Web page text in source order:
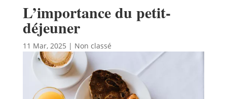
L’importance du petit-
déjeuner
11 Mar, 2025 | Non classé